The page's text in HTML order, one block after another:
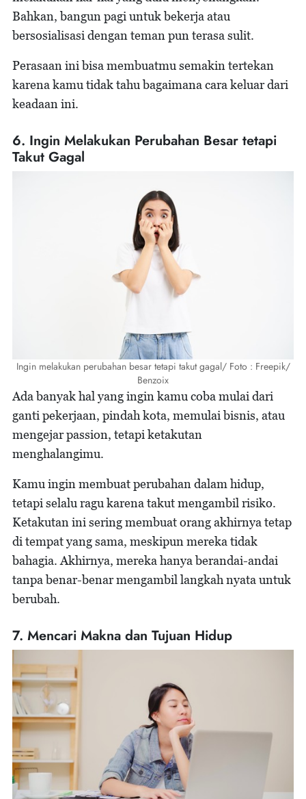
Bahkan, bangun pagi untuk bekerja atau
bersosialisasi dengan teman pun terasa sulit.
Perasaan ini bisa membuatmu semakin tertekan
karena kamu tidak tahu bagaimana cara keluar dari
keadaan ini.
6. Ingin Melakukan Perubahan Besar tetapi
Takut Gagal
Ingin melakukan perubahan besar tetapi takut gagal/ Foto : Freepik/
Benzoix
Ada banyak hal yang ingin kamu coba mulai dari
ganti pekerjaan, pindah kota, memulai bisnis, atau
mengejar passion, tetapi ketakutan
menghalangimu.
Kamu ingin membuat perubahan dalam hidup,
tetapi selalu ragu karena takut mengambil risiko.
Ketakutan ini sering membuat orang akhirnya tetap
di tempat yang sama, meskipun mereka tidak
bahagia. Akhirnya, mereka hanya berandai-andai
tanpa benar-benar mengambil langkah nyata untuk
berubah.
7. Mencari Makna dan Tujuan Hidup